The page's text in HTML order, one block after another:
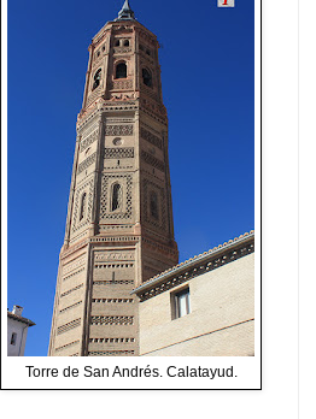
Torre de San Andrés. Calatayud.